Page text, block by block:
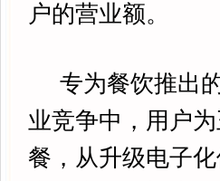
户的营业额。
专为餐饮推出的
业竞争中，用户
餐，从升级电子